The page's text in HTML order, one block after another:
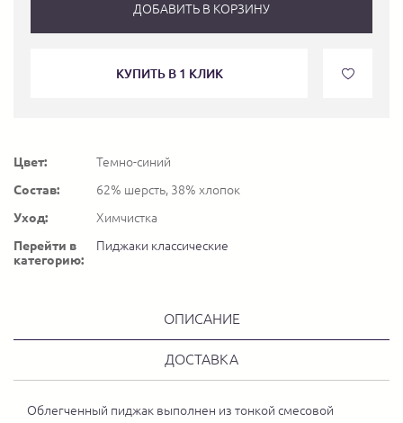
ДОБАВИТЬ В КОРЗИНУ
КУПИТЬ В 1 КЛИК
Цвет:
Темно-синий
Состав:
62% шерсть, 38% хлопок
Уход:
Химчистка
Перейти в
категорию:
Пиджаки классические
ОПИСАНИЕ
ДОСТАВКА
Облегченный пиджак выполнен из тонкой смесовой